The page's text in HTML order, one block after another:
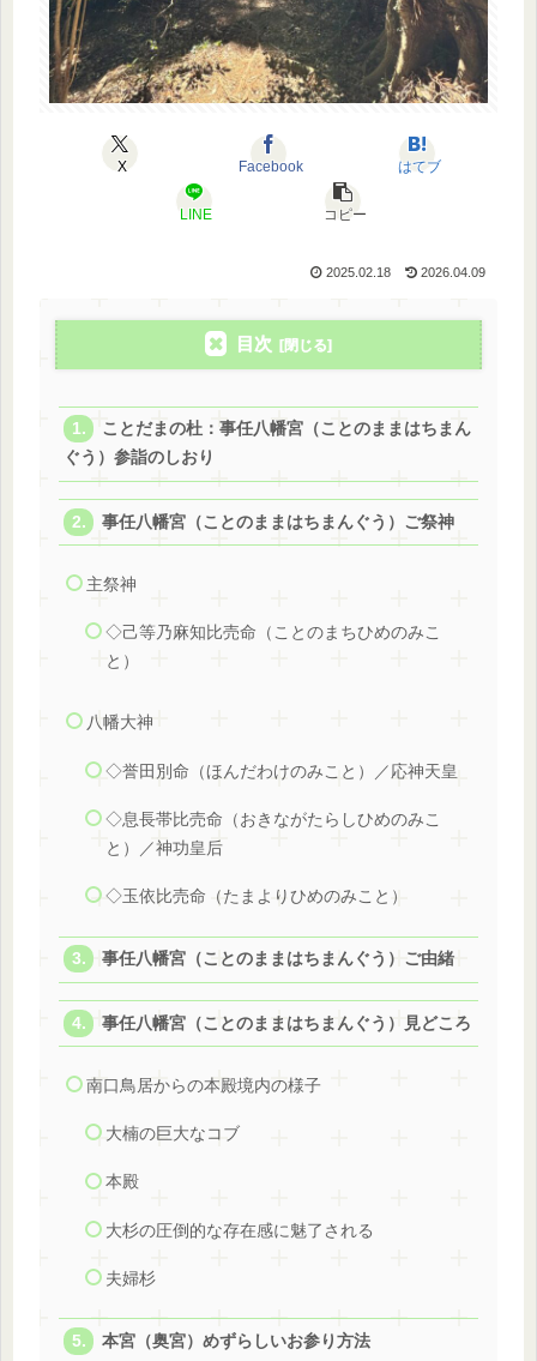
X Facebook はてブ
LINE コピー
2025.02.18 2026.04.09
目次
ことだまの杜：事任八幡宮（ことのままはちまん
ぐう）参詣のしおり
事任八幡宮（ことのままはちまんぐう）ご祭神
主祭神
◇己等乃麻知比売命（ことのまちひめのみこ
と）
八幡大神
◇誉田別命（ほんだわけのみこと）／応神天皇
◇息長帯比売命（おきながたらしひめのみこ
と）／神功皇后
◇玉依比売命（たまよりひめのみこと）
事任八幡宮（ことのままはちまんぐう）ご由緒
事任八幡宮（ことのままはちまんぐう）見どころ
南口鳥居からの本殿境内の様子
大楠の巨大なコブ
本殿
大杉の圧倒的な存在感に魅了される
夫婦杉
本宮（奥宮）めずらしいお参り方法